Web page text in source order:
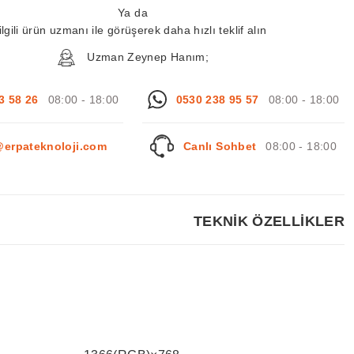
Ya da
ilgili ürün uzmanı ile görüşerek daha hızlı teklif alın
Uzman Zeynep Hanım;
58 26 08:00 - 18:00 0530 238 95 57 08:00 - 18:00
Canlı Sohbet 08:00 - 18:00
TEKNİK ÖZELLİKLER